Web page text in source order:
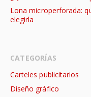
Lona microperforada:
elegirla
CATEGORÍAS
Carteles publicitarios
Diseño gráfico